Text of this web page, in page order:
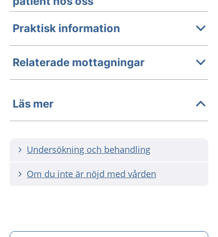
Praktisk information
Relaterade mottagningar
Läs mer
Undersökning och behandling
Om du inte är nöjd med vården